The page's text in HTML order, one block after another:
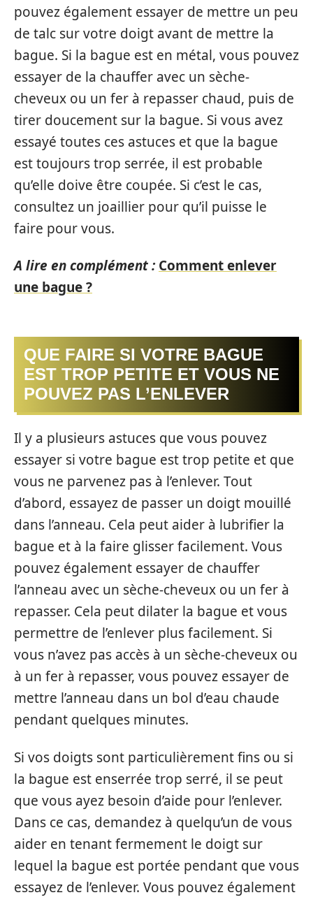
pouvez également essayer de mettre un peu
de talc sur votre doigt avant de mettre la
bague. Si la bague est en métal, vous pouvez
essayer de la chauffer avec un sèche-
cheveux ou un fer à repasser chaud, puis de
tirer doucement sur la bague. Si vous avez
essayé toutes ces astuces et que la bague
est toujours trop serrée, il est probable
qu’elle doive être coupée. Si c’est le cas,
consultez un joaillier pour qu’il puisse le
faire pour vous.
A lire en complément : Comment enlever
une bague ?
QUE FAIRE SI VOTRE BAGUE
EST TROP PETITE ET VOUS NE
POUVEZ PAS L’ENLEVER
Il y a plusieurs astuces que vous pouvez
essayer si votre bague est trop petite et que
vous ne parvenez pas à l’enlever. Tout
d’abord, essayez de passer un doigt mouillé
dans l’anneau. Cela peut aider à lubrifier la
bague et à la faire glisser facilement. Vous
pouvez également essayer de chauffer
l’anneau avec un sèche-cheveux ou un fer à
repasser. Cela peut dilater la bague et vous
permettre de l’enlever plus facilement. Si
vous n’avez pas accès à un sèche-cheveux ou
à un fer à repasser, vous pouvez essayer de
mettre l’anneau dans un bol d’eau chaude
pendant quelques minutes.
Si vos doigts sont particulièrement fins ou si
la bague est enserrée trop serré, il se peut
que vous ayez besoin d’aide pour l’enlever.
Dans ce cas, demandez à quelqu’un de vous
aider en tenant fermement le doigt sur
lequel la bague est portée pendant que vous
essayez de l’enlever. Vous pouvez également